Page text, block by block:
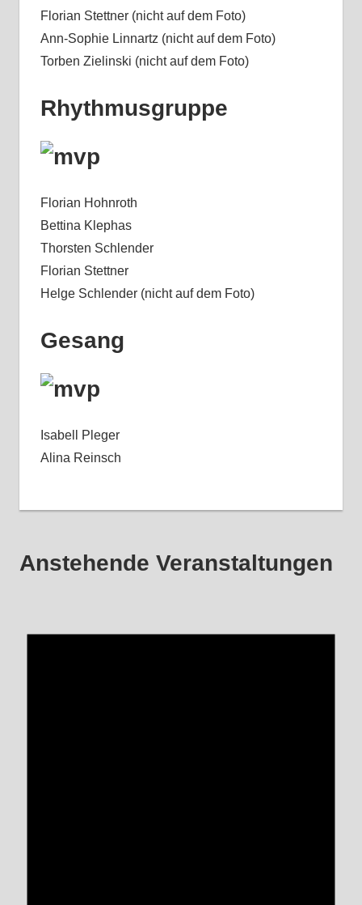
Florian Stettner (nicht auf dem Foto)
Ann-Sophie Linnartz (nicht auf dem Foto)
Torben Zielinski (nicht auf dem Foto)
Rhythmusgruppe
Florian Hohnroth
Bettina Klephas
Thorsten Schlender
Florian Stettner
Helge Schlender (nicht auf dem Foto)
Gesang
Isabell Pleger
Alina Reinsch
Anstehende Veranstaltungen